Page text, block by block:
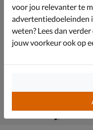
voor jou relevanter te
advertentiedoeleinden
weten? Lees dan
jouw voorkeur ook op